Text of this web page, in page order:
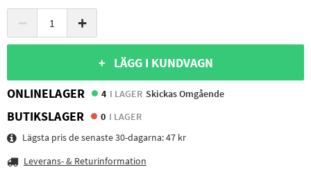
− +
+ LÄGG I KUNDVAGN
ONLINELAGER
4 I LAGER Skickas Omgående
BUTIKSLAGER 0 I LAGER
Lägsta pris de senaste 30-dagarna:47 kr
Leverans- & Returinformation